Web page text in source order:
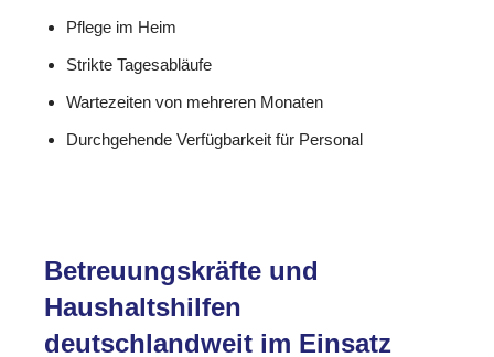
Pflege im Heim
Strikte Tagesabläufe
Wartezeiten von mehreren Monaten
Durchgehende Verfügbarkeit für Personal
Betreuungskräfte und
Haushaltshilfen
deutschlandweit im Einsatz